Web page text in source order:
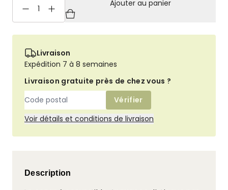
quantité
de
Jaguar
droit
convertible
Ajouter au panier
Livraison
Expédition 7 à 8 semaines
Livraison gratuite près de chez vous ?
Vérifier
Voir détails et conditions de livraison
Description